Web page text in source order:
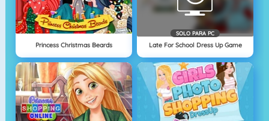
Princess Christmas Beards
SOLO PARA PC
Late For School Dress Up Game